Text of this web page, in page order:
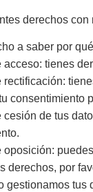
derechos
a saber por
acceso: tienes
rectificación:
consentimiento
cesión de tus
oposición:
derechos, por
gestionamos tus